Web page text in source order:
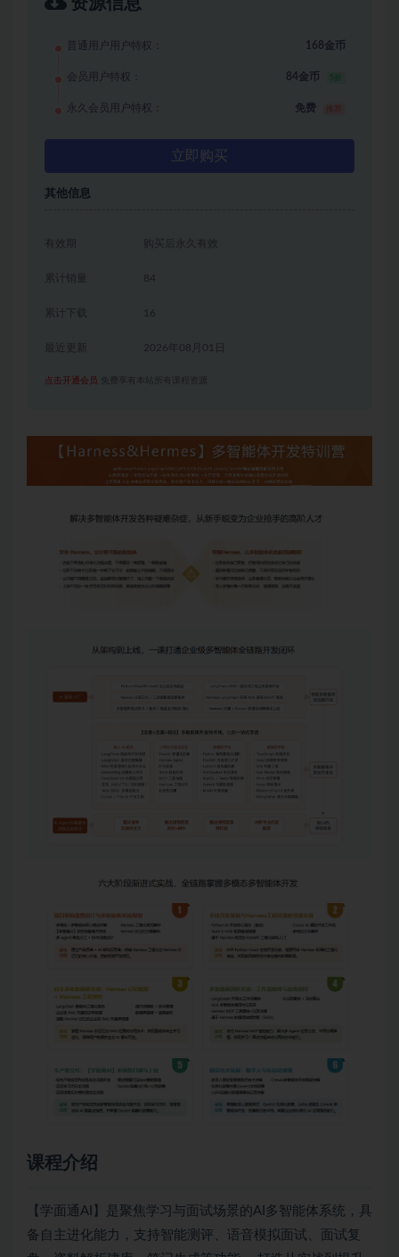
资源信息
普通用户用户特权： 168金币
会员用户特权： 84金币 5折
永久会员用户特权： 免费
立即购买
其他信息
有效期 购买后永久有效
累计销量 84
累计下载 16
2026年08月01日
点击开通会员 免费享有本站所有课程资源
课程介绍
【学面通AI】是聚焦学习与面试场景的AI多智能体系统，具
备自主进化能力，支持智能测评、语音模拟面试、面试复